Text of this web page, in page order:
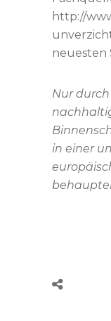
http://
neuesten
Nur
in einer